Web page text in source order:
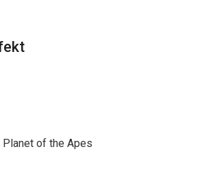
of the Apes